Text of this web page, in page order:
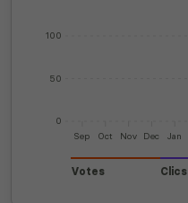
0
50
100
Sep Oct Nov Dec Jan
Votes Clics